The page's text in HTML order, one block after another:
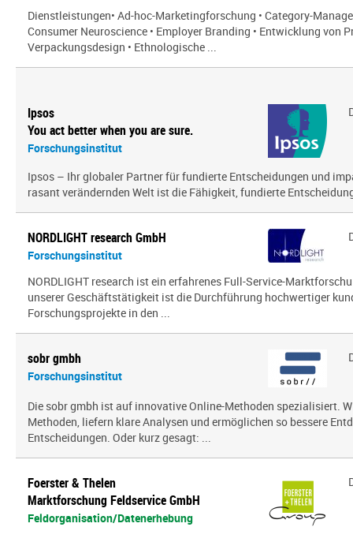
Dienstleistungen• Ad-hoc-Marketingforschung • Category-
Consumer Neuroscience • Employer Branding • Entwicklung von
Verpackungsdesign • Ethnologische ...
Ipsos
You act better when you are sure.
Forschungsinstitut
Ipsos – Ihr globaler Partner für fundierte Entscheidungen und
rasant verändernden Welt ist die Fähigkeit, fundierte
NORDLIGHT research GmbH
Forschungsinstitut
NORDLIGHT research ist ein erfahrenes Full-Service-
unserer Geschäftstätigkeit ist die Durchführung hochwertiger
Forschungsprojekte in den ...
sobr gmbh
Forschungsinstitut
Die sobr gmbh ist auf innovative Online-Methoden spezialisiert.
Methoden, liefern klare Analysen und ermöglichen so bessere
Entscheidungen. Oder kurz gesagt: ...
Foerster & Thelen
Marktforschung Feldservice GmbH
Feldorganisation/Datenerhebung